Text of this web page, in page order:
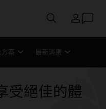
國家/地區
方案 最新消息
受絕佳的體